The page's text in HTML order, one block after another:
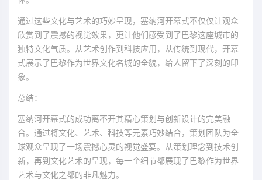
通过这些文化与艺术的巧妙呈现，塞纳河开幕式不仅仅让观众
欣赏到了震撼的视觉效果，更让他们感受到了巴黎这座城市的
独特文化气质。从艺术创作到科技应用，从传统到现代，开幕
式展示了巴黎作为世界文化名城的全貌，给人留下了深刻的印
象。
总结：
塞纳河开幕式的成功离不开其精心策划与创新设计的完美融
合。通过将文化、艺术、科技等元素巧妙结合，策划团队为全
球观众呈现了一场震撼心灵的视觉盛宴。从策划理念到技术创
新，再到文化艺术的呈现，每一个细节都展现了巴黎作为世界
艺术与文化之都的非凡魅力。